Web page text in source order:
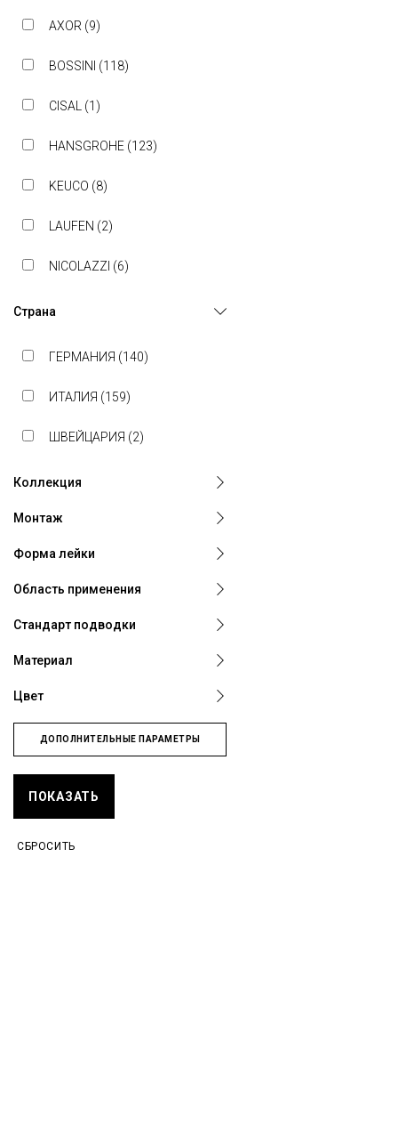
AXOR (9)
BOSSINI (118)
CISAL (1 )
HANSGROHE (123)
KEUCO (8)
LAUFEN (2)
NICOLAZZI (6)
Страна
ГЕРМАНИЯ (140)
ИТАЛИЯ (159)
ШВЕЙЦАРИЯ (2)
Коллекция
Монтаж
Форма лейки
Область применения
Стандарт подводки
Материал
Цвет
ДОПОЛНИТЕЛЬНЫЕ ПАРАМЕТРЫ